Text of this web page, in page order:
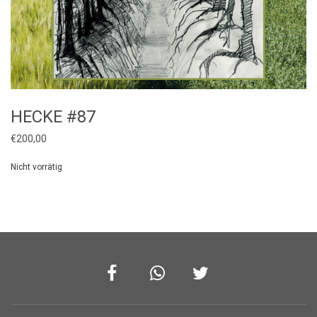
HECKE #87
€200,00
Nicht vorrätig
Facebook Whatsapp